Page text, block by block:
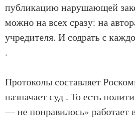
публикацию нарушающей
можно на всех сразу: на
учредителя. И содрать с
.
Протоколы составляет
назначает суд . То есть
— не понравилось» работает